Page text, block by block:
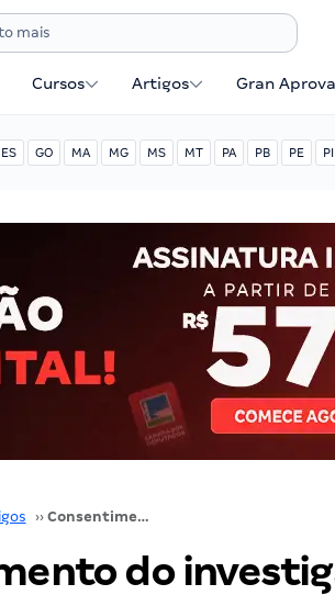
Cursos Artigos Gran
ES GO MA MG MS MT PA PB PE PI
›› Consentimento do investigado e inviolabilidade domiciliar: Importante decisão do STJ no HC 760.900/SP!
do